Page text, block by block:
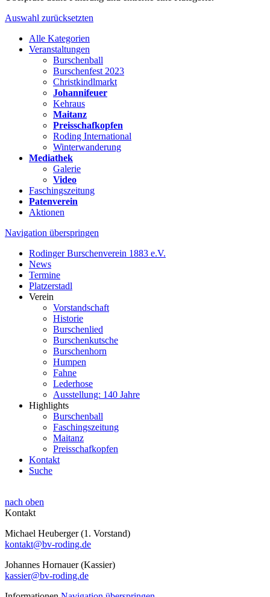
Auswahl zurücksetzten
Alle Kategorien
Veranstaltungen
Burschenball
Burschenfest 2023
Christkindlmarkt
Johannifeuer
Kehraus
Maitanz
Preisschafkopfen
Roding International
Winterwanderung
Mediathek
Galerie
Video
Faschingszeitung
Patenverein
Aktionen
Navigation überspringen
Rodinger Burschenverein 1883 e.V.
News
Termine
Platzerstadl
Verein
Vorstandschaft
Historie
Burschenlied
Burschenkutsche
Burschenhorn
Humpen
Fahne
Lederhose
Ausstellung: 140 Jahre
Highlights
Burschenball
Faschingszeitung
Maitanz
Preisschafkopfen
Kontakt
Suche
nach oben
Kontakt
Michael Heuberger (1. Vorstand)
kontakt@bv-roding.de
Johannes Hornauer (Kassier)
kassier@bv-roding.de